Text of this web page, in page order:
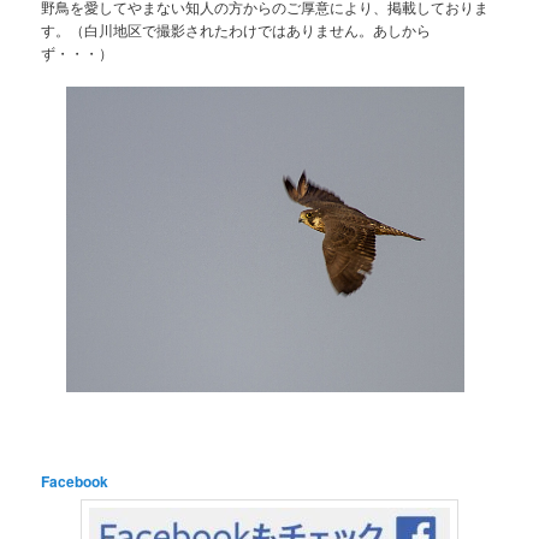
野鳥を愛してやまない知人の方からのご厚意により、掲載しておりま
す。（白川地区で撮影されたわけではありません。あしから
ず・・・）
Facebook